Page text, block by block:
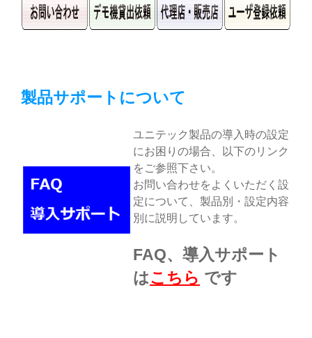
製品サポートについて
ユニテック製品の導入時の設定
にお困りの場合、以下のリンク
をご参照下さい。
お問い合わせをよくいただく設
定について、製品別・設定内容
別に説明しています。
FAQ、導入サポート
はこちら です